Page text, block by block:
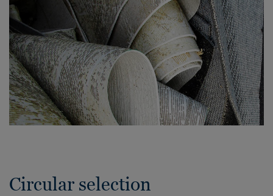
Circular selection